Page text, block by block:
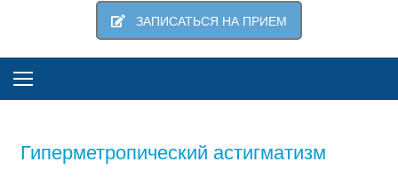
ЗАПИСАТЬСЯ НА ПРИЕМ
Гиперметропический астигматизм